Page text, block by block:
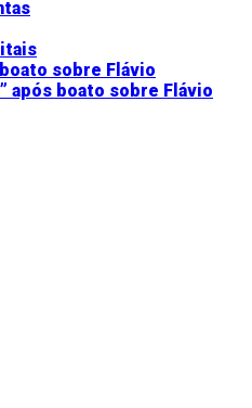
após boato sobre Flávio